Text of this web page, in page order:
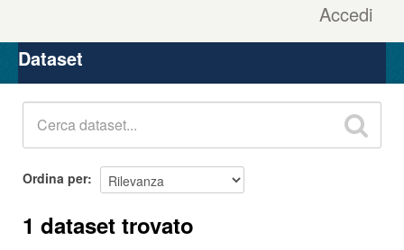
Accedi
Organizzazioni
Gruppi
Dataset
Ordina per
1 dataset trovato